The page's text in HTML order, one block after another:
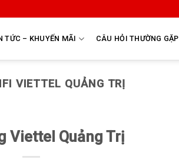
TỨC – KHUYẾN MÃI CÂU HỎI THƯỜNG GẶP
VIETTEL QUẢNG TRỊ
Viettel Quảng Trị